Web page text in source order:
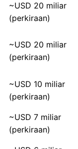
~USD 20 miliar
(perkiraan)
~USD 20 miliar
(perkiraan)
~USD 10 miliar
(perkiraan)
~USD 7 miliar
(perkiraan)